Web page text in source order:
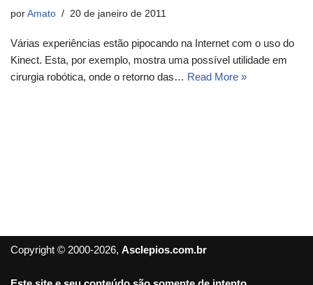
por Amato 20 de janeiro de 2011
Várias experiências estão pipocando na Internet com o uso do
Kinect. Esta, por exemplo, mostra uma possível utilidade em
cirurgia robótica, onde o retorno das… Read More »
Copyright © 2000-2026, Asclepios.com.br